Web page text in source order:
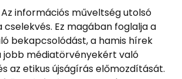
Az információs műveltség utolsó
cselekvés. Ez magában foglalja a
bekapcsolódást, a hamis hírek
jobb médiatörvényekért való
az etikus újságírás előmozdítását.